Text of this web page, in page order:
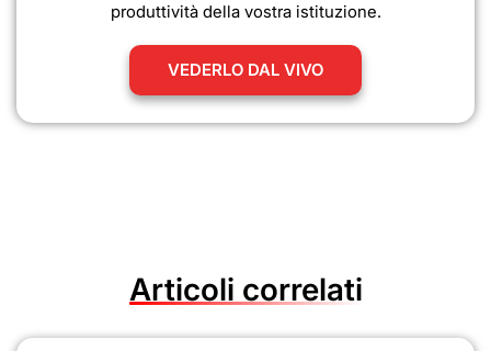
produttività della vostra istituzione.
VEDERLO DAL VIVO
Articoli correlati